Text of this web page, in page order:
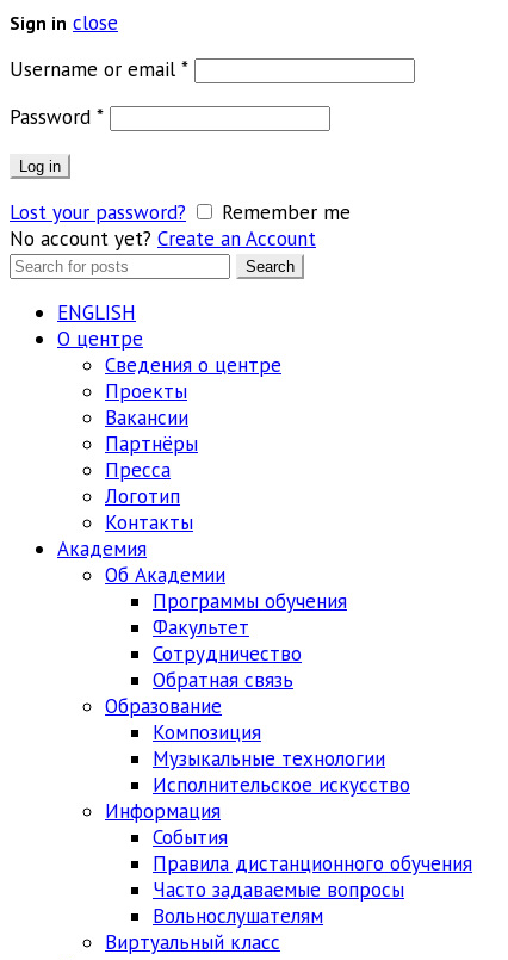
Sign in close
Username or email *Обязательно
Password *Обязательно
Log in
Lost your password?
Remember me
No account yet? Create an Account
Search
Search
ENGLISH
О центре
Сведения о центре
Проекты
Вакансии
Партнёры
Пресса
Логотип
Контакты
Академия
Об Академии
Программы обучения
Факультет
Сотрудничество
Обратная связь
Образование
Композиция
Музыкальные технологии
Исполнительское искусство
Информация
События
Правила дистанционного обучения
Часто задаваемые вопросы
Вольнослушателям
Виртуальный класс